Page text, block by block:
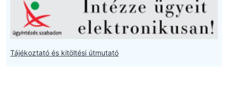
Tájékoztató és kitöltési útmutató